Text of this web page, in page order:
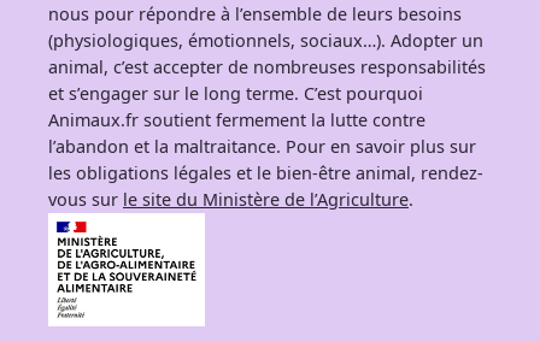
nous pour répondre à l’ensemble de leurs besoins
(physiologiques, émotionnels, sociaux…). Adopter un
animal, c’est accepter de nombreuses responsabilités
et s’engager sur le long terme. C’est pourquoi
Animaux.fr soutient fermement la lutte contre
l’abandon et la maltraitance. Pour en savoir plus sur
les obligations légales et le bien-être animal, rendez-
vous sur le site du Ministère de l’Agriculture.